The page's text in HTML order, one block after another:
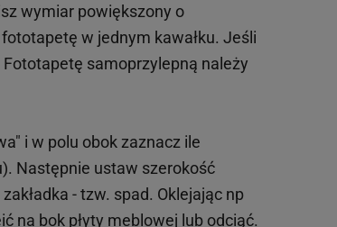
wymiar powiększony o
w jednym kawałku. Jeśli
samoprzylepną należy
i w polu obok zaznacz ile
Następnie ustaw szerokość
- tzw. spad. Oklejając np
na bok płyty meblowej lub odciąć.